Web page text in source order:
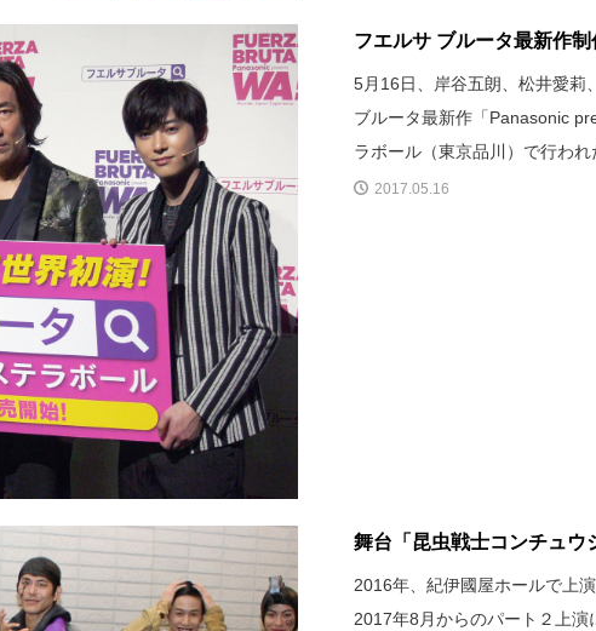
フエルサ ブルータ最新作
5月16日、岸谷五朗、松井愛莉
ブルータ最新作「Panasonic
ラボール（東京品川）で行われ
2017.05.16
舞台「昆虫戦士コンチュウ
2016年、紀伊國屋ホールで上
2017年8月からのパート２上